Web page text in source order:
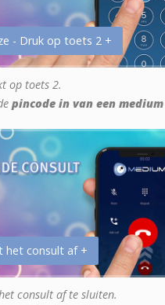
- Druk op toets 2 +
op toets 2.
pincode in van een medium
het consult af +
consult af te sluiten.